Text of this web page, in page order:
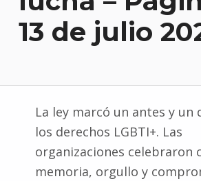
13 de julio
La ley marcó un antes y un
los derechos LGBTI+. Las
organizaciones celebraron
memoria, orgullo y